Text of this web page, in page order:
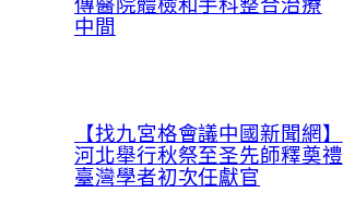
中間
【找九宮格會議中國新聞網】
河北舉行秋祭至圣先師釋奠禮
臺灣學者初次任獻官